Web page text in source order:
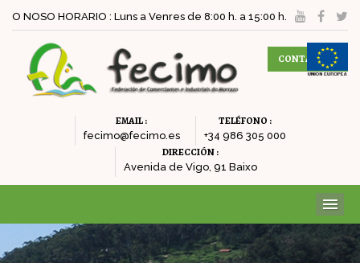
O NOSO HORARIO : Luns a Venres de 8:00 h. a 15:00 h.
CONTACTAR
EMAIL :
fecimo@fecimo.es
TELÉFONO :
+34 986 305 000
DIRECCIÓN :
Avenida de Vigo, 91 Baixo